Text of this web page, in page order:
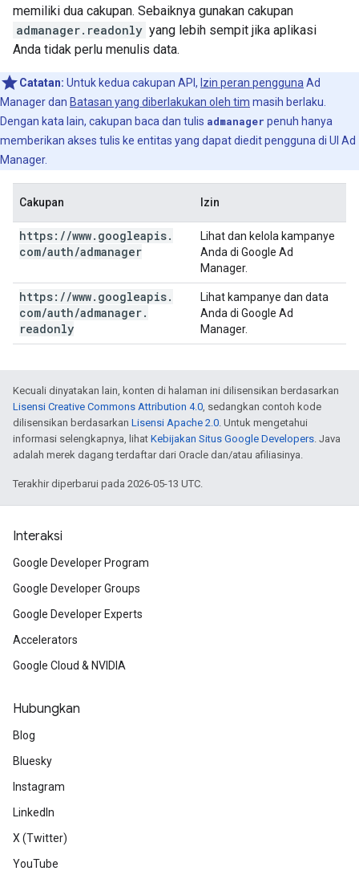
memiliki dua cakupan. Sebaiknya gunakan cakupan
admanager.readonly yang lebih sempit jika aplikasi
Anda tidak perlu menulis data.
Catatan: Untuk kedua cakupan API, Izin peran pengguna Ad
Manager dan Batasan yang diberlakukan oleh tim masih berlaku.
Dengan kata lain, cakupan baca dan tulis admanager penuh hanya
memberikan akses tulis ke entitas yang dapat diedit pengguna di UI Ad
Manager.
Cakupan Izin
https: //www. googleapis.
com/auth/admanager
Lihat dan kelola kampanye
Anda di Google Ad
Manager.
https: //www. googleapis.
com/auth/admanager.
readonly
Lihat kampanye dan data
Anda di Google Ad
Manager.
Kecuali dinyatakan lain, konten di halaman ini dilisensikan berdasarkan
Lisensi Creative Commons Attribution 4.0, sedangkan contoh kode
dilisensikan berdasarkan Lisensi Apache 2.0. Untuk mengetahui
informasi selengkapnya, lihat Kebijakan Situs Google Developers. Java
adalah merek dagang terdaftar dari Oracle dan/atau afiliasinya.
Terakhir diperbarui pada 2026-05-13 UTC.
Interaksi
Google Developer Program
Google Developer Groups
Google Developer Experts
Accelerators
Google Cloud & NVIDIA
Hubungkan
Blog
Bluesky
Instagram
LinkedIn
X (Twitter)
YouTube